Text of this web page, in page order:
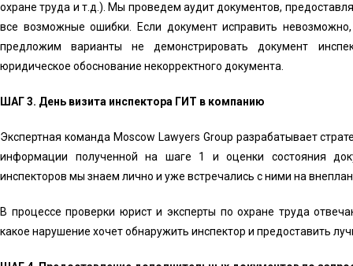
охране труда и т.д.). Мы проведем аудит документов,
все возможные ошибки. Если документ исправить
предложим варианты не демонстрировать документ
юридическое обоснование некорректного документа.
ШАГ 3. День визита инспектора ГИТ в компанию
Экспертная команда Moscow Lawyers Group разрабатывает
информации полученной на шаге 1 и оценки состояния
инспекторов мы знаем лично и уже встречались с ними на
В процессе проверки юрист и эксперты по охране труда
какое нарушение хочет обнаружить инспектор и предоставить